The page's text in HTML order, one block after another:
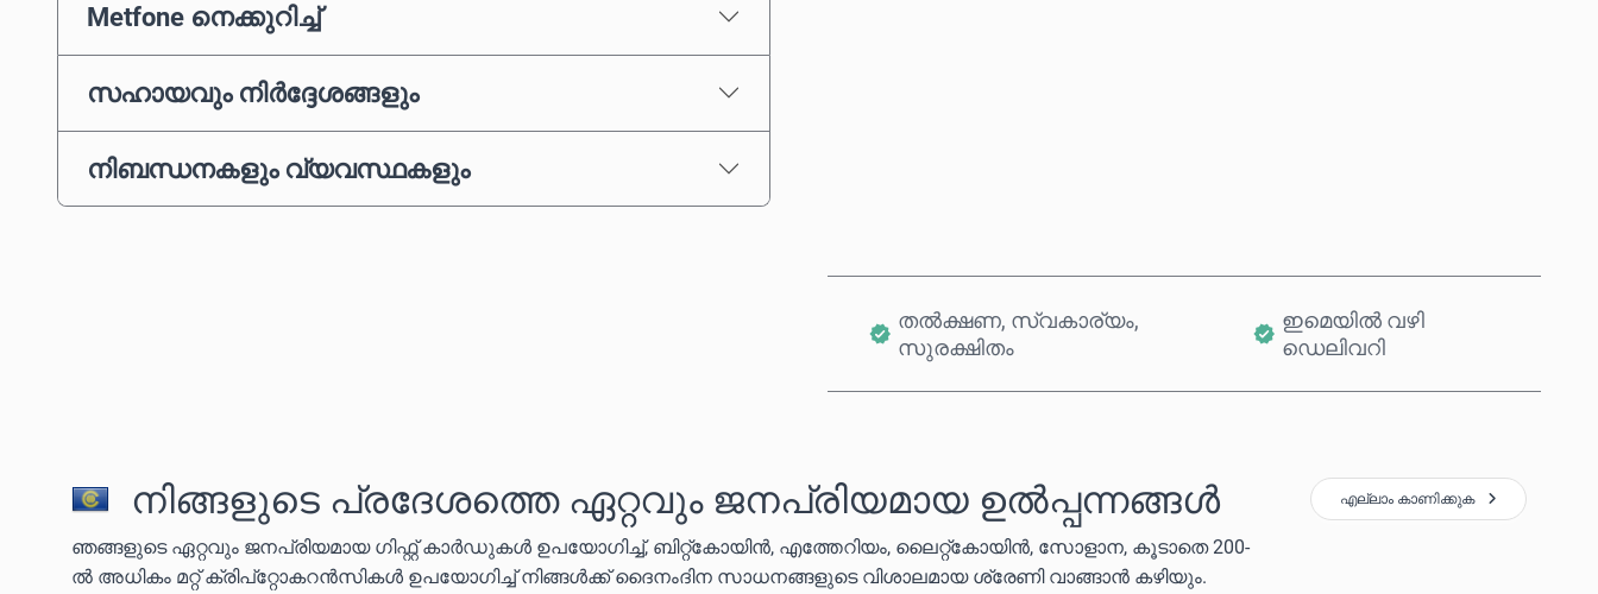
Metfone നെക്കുറിച്ച്
സഹായവും നിർദ്ദേശങ്ങളും
നിബന്ധനകളും വ്യവസ്ഥകളും
തൽക്ഷണ, സ്വകാര്യം,
സുരക്ഷിതം
ഇമെയിൽ വഴി
ഡെലിവറി
നിങ്ങളുടെ പ്രദേശത്തെ ഏറ്റവും ജനപ്രിയമായ ഉൽപ്പന്നങ്ങൾ
ഞങ്ങളുടെ ഏറ്റവും ജനപ്രിയമായ ഗിഫ്റ്റ് കാർഡുകൾ ഉപയോഗിച്ച്, ബിറ്റ്കോയിൻ, എത്തേറിയം, ലൈറ്റ്കോയിൻ, സോളാന, കൂടാതെ 200-
ൽ അധികം മറ്റ് ക്രിപ്‌റ്റോകറൻസികൾ ഉപയോഗിച്ച് നിങ്ങൾക്ക് ദൈനംദിന സാധനങ്ങളുടെ വിശാലമായ ശ്രേണി വാങ്ങാൻ കഴിയും.
എല്ലാം കാണിക്കുക